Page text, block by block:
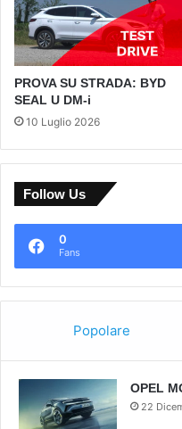
PROVA SU STRADA: BYD
SEAL U DM-i
10 Luglio 2026
Follow Us
0
Fans
Popolare
OPEL
22